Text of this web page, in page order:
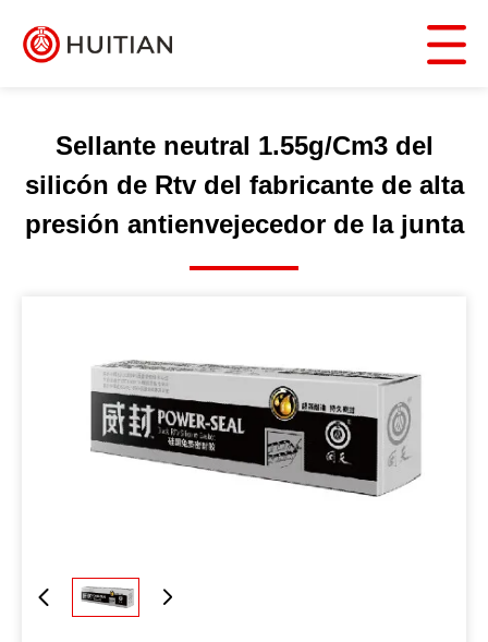
Sellante neutral 1.55g/Cm3 del
silicón de Rtv del fabricante de alta
presión antienvejecedor de la junta